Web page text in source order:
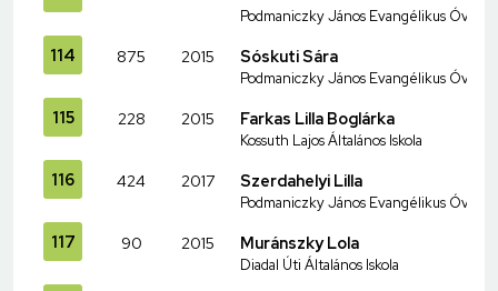
Podmaniczky János Evangélikus Óvoda
114 875 2015 Sóskuti Sára
Podmaniczky János Evangélikus Óvoda
115 228 2015 Farkas Lilla Boglárka
Kossuth Lajos Általános Iskola
116 424 2017 Szerdahelyi Lilla
Podmaniczky János Evangélikus Óvoda
117 90 2015 Muránszky Lola
Diadal Úti Általános Iskola